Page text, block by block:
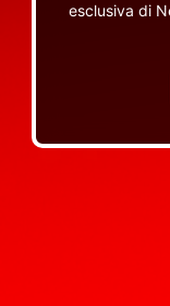
esclusiva di
TV